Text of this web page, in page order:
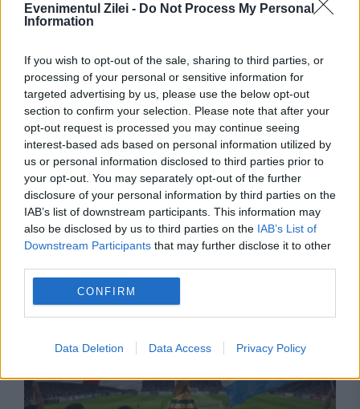
Evenimentul Zilei - Do Not Process My Personal
Information
If you wish to opt-out of the sale, sharing to third parties, or
processing of your personal or sensitive information for
targeted advertising by us, please use the below opt-out
section to confirm your selection. Please note that after your
opt-out request is processed you may continue seeing
interest-based ads based on personal information utilized by
us or personal information disclosed to third parties prior to
your opt-out. You may separately opt-out of the further
disclosure of your personal information by third parties on the
IAB’s list of downstream participants. This information may
also be disclosed by us to third parties on the IAB’s List of
Downstream Participants that may further disclose it to other
CONFIRM
Data Deletion Data Access Privacy Policy
MONDEN
Elena Udrea, mesaj la un an de la eliberare:
„Dumnezeu îți dă mereu cât poți să duci”